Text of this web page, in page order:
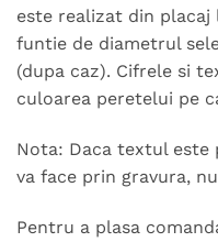
este realizat din placaj
funtie de diametrul
(dupa caz). Cifrele si
culoarea peretelui pe
Nota: Daca textul este
va face prin gravura,
Pentru a plasa